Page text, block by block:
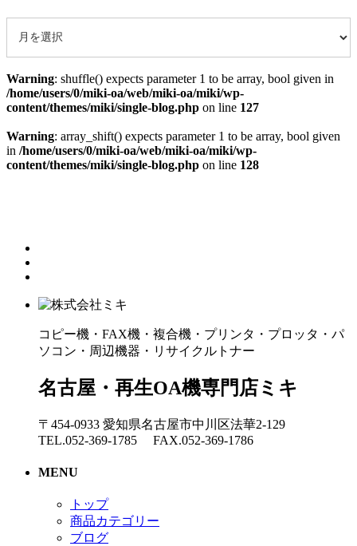
Warning: shuffle() expects parameter 1 to be array, bool given in
/home/users/0/miki-oa/web/miki-oa/miki/wp-
content/themes/miki/single-blog.php on line 127
Warning: array_shift() expects parameter 1 to be array, bool given
in /home/users/0/miki-oa/web/miki-oa/miki/wp-
content/themes/miki/single-blog.php on line 128
コピー機・FAX機・複合機・プリンタ・プロッタ・パ
ソコン・周辺機器・リサイクルトナー
名古屋・再生OA機専門店ミキ
〒454-0933 愛知県名古屋市中川区法華2-129
TEL.052-369-1785 FAX.052-369-1786
MENU
トップ
商品カテゴリー
ブログ